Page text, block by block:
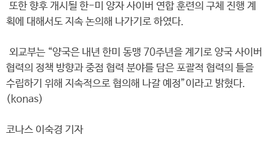
또한 향후 개시될 한-미 양자 사이버 연합 훈련의 구체 진행 계
획에 대해서도 지속 논의해 나가기로 하였다.
외교부는 “양국은 내년 한미 동맹 70주년을 계기로 양국 사이버
협력의 정책 방향과 중점 협력 분야를 담은 포괄적 협력의 틀을
수립하기 위해 지속적으로 협의해 나갈 예정”이라고 밝혔다.
(konas)
코나스 이숙경 기자